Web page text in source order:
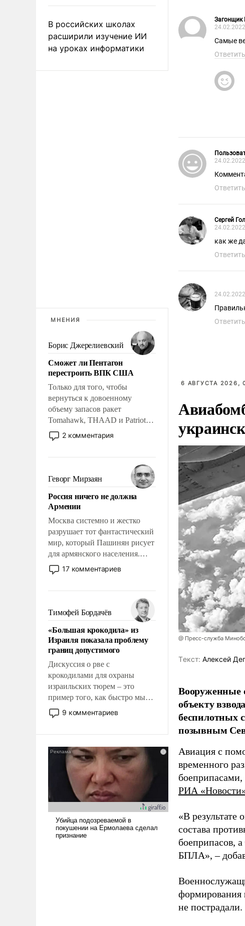
В российских школах
расширили изучение ИИ
на уроках информатики
МНЕНИЯ
Борис Джерелиевский
Сможет ли Пентагон
перестроить ВПК США
Только для того, чтобы
вернуться к довоенному
объему запасов ракет
Tomahawk, THAAD и Patriot
США потребуется более трех
лет. Даже небольшая война с
Сложившаяся ситуация
означает многолетний период
уязвимости США, например,
перед Китаем.
2 комментария
Геворг Мирзаян
Россия ничего не должна
Армении
Москва системно и жестко
разрушает тот фантастический
мир, который Пашинян рисует
для армянского населения.
Мир, где политические
прожекты будут безусловно
налогоплательщиков и где
Еревану за свои поступки не
нужно отвечать.
17 комментариев
Тимофей Бордачёв
«Большая крокодила» из
Израиля показала проблему
границ допустимого
Дискуссия о рве с
крокодилами для охраны
израильских тюрем – это
пример того, как быстро мы
двигаемся по пути
революционных изменений.
псевдонаучной фантастики,
стало всерьез обсуждаемой
идеей.
9 комментариев
Загонщик
24.02.2022
Самые
Ответить
24.02.2022
Ответить
Сергей
24.02.2022
как же
Ответить
24.02.2022
Ответить
6 АВГУСТА 2026,
@ Пресс-служба
Tекст: Алексей
Вооруженные
объекту
беспилотных
позывным
Авиация с
временного
РИА
«В результате
состава
боеприпасов,
БПЛА», –
формирования
не пострадали.